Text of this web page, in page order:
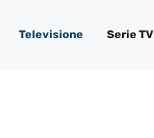
Televisione Serie TV